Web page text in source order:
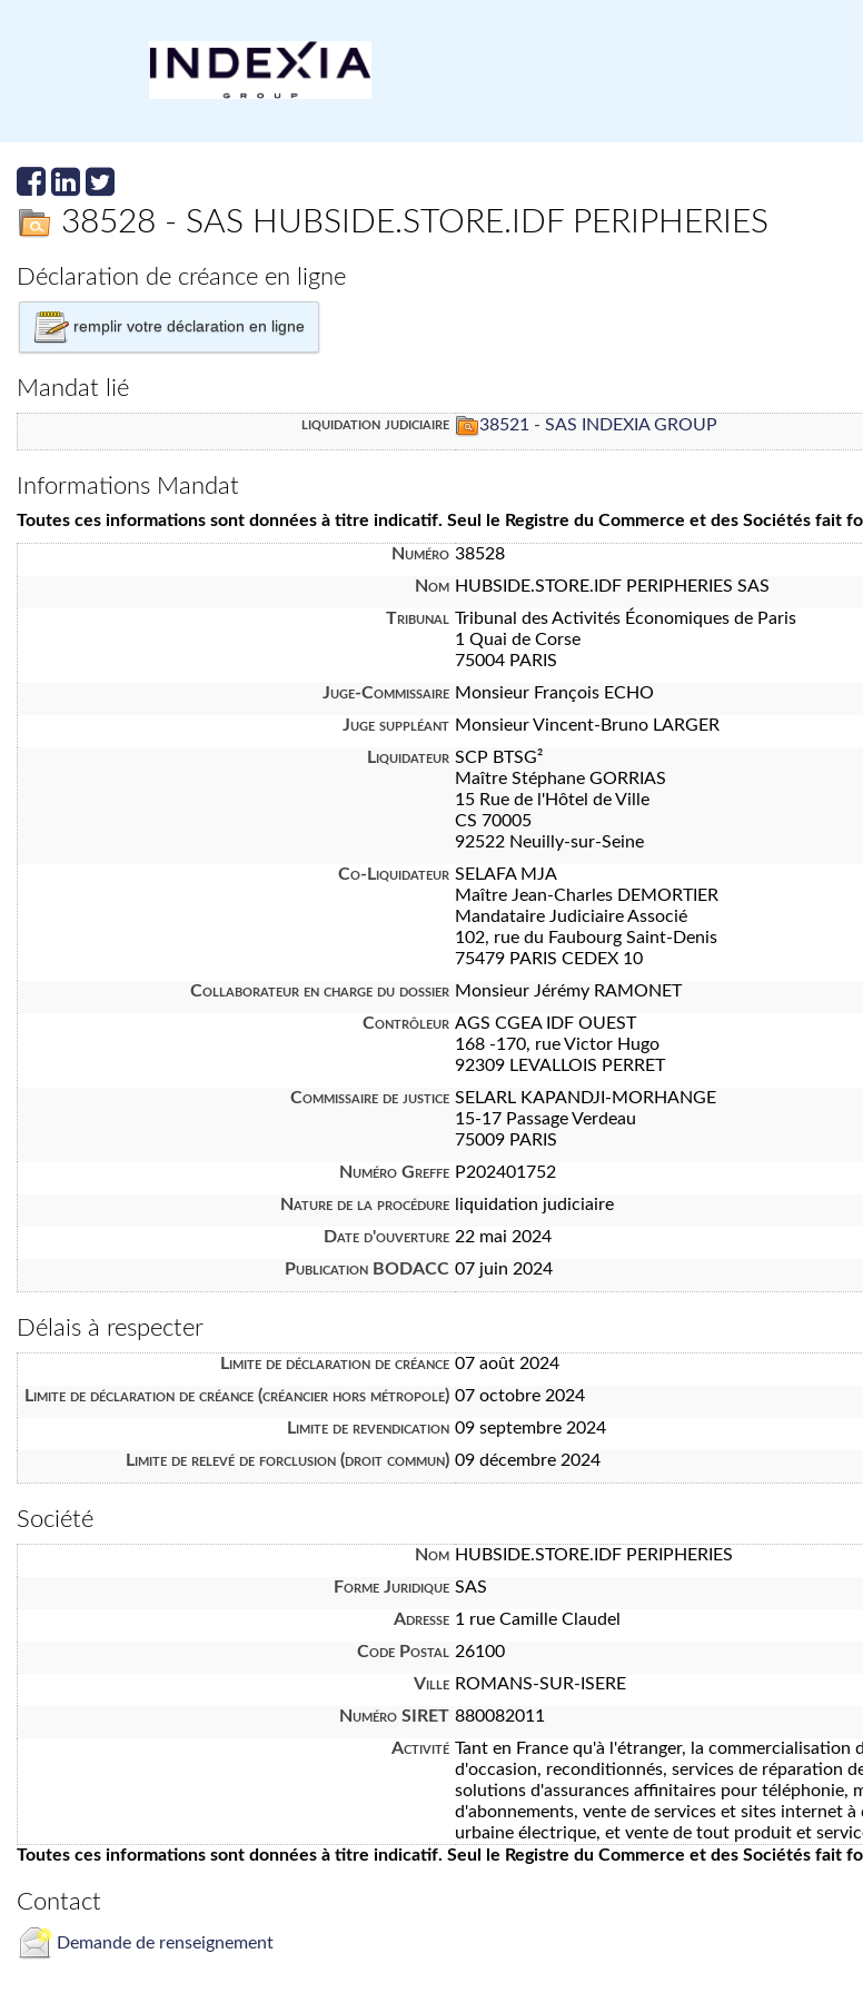
38528 - SAS HUBSIDE.STORE.IDF PERIPHERIES
Déclaration de créance en ligne
remplir votre déclaration en ligne
Mandat lié
liquidation judiciaire 38521 - SAS INDEXIA GROUP
Informations Mandat
Toutes ces informations sont données à titre indicatif. Seul le Registre du Commerce et des Sociétés fait
Numéro 38528
Nom HUBSIDE.STORE.IDF PERIPHERIES SAS
Tribunal Tribunal des Activités Économiques de Paris
1 Quai de Corse
75004 PARIS
Juge-Commissaire Monsieur François ECHO
Juge suppléant Monsieur Vincent-Bruno LARGER
Liquidateur SCP BTSG²
Maître Stéphane GORRIAS
15 Rue de l'Hôtel de Ville
CS 70005
92522 Neuilly-sur-Seine
Co-Liquidateur SELAFA MJA
Maître Jean-Charles DEMORTIER
Mandataire Judiciaire Associé
102, rue du Faubourg Saint-Denis
75479 PARIS CEDEX 10
Collaborateur en charge du dossier Monsieur Jérémy RAMONET
Contrôleur AGS CGEA IDF OUEST
168 -170, rue Victor Hugo
92309 LEVALLOIS PERRET
Commissaire de justice SELARL KAPANDJI-MORHANGE
15-17 Passage Verdeau
75009 PARIS
Numéro Greffe P202401752
Nature de la procédure
liquidation judiciaire
Date d'ouverture 22 mai 2024
Publication BODACC 07 juin 2024
Délais à respecter
Limite de déclaration de créance 07 août 2024
Limite de déclaration de créance (créancier hors métropole) 07 octobre 2024
Limite de revendication 09 septembre 2024
Limite de relevé de forclusion (droit commun) 09 décembre 2024
Société
Nom HUBSIDE.STORE.IDF PERIPHERIES
Forme Juridique SAS
Adresse 1 rue Camille Claudel
Code Postal 26100
Ville ROMANS-SUR-ISERE
Numéro SIRET 880082011
Activité Tant en France qu'à l'étranger, la
d'occasion, reconditionnés, services de réparation
solutions d'assurances affinitaires pour téléphonie,
d'abonnements, vente de services et sites internet
urbaine électrique, et vente de tout produit et
Toutes ces informations sont données à titre indicatif. Seul le Registre du Commerce et des Sociétés fait
Contact
Demande de renseignement